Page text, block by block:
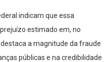
indicam que essa
estimado em, no
a magnitude da fraude
públicas e na credibilidade